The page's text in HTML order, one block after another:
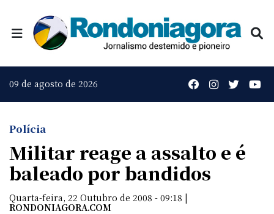
09 de agosto de 2026
Polícia
Militar reage a assalto e é
baleado por bandidos
Quarta-feira, 22 Outubro de 2008 - 09:18 |
RONDONIAGORA.COM